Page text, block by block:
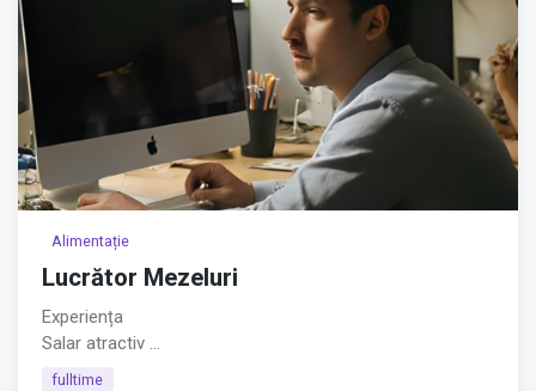
Alimentație
Lucrător Mezeluri
Experiența
Salar atractiv
Afișează tot
fulltime